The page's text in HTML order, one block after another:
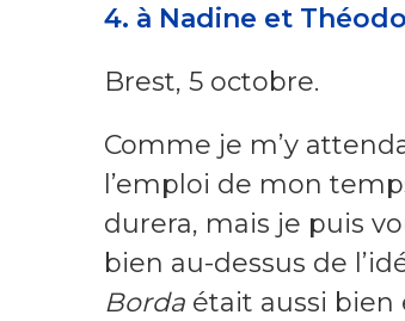
4. à Nadine et
Brest, 5 octobre.
Comme je m’y
l’emploi de mon
durera, mais je puis
bien au-dessus de
Borda était aussi bien